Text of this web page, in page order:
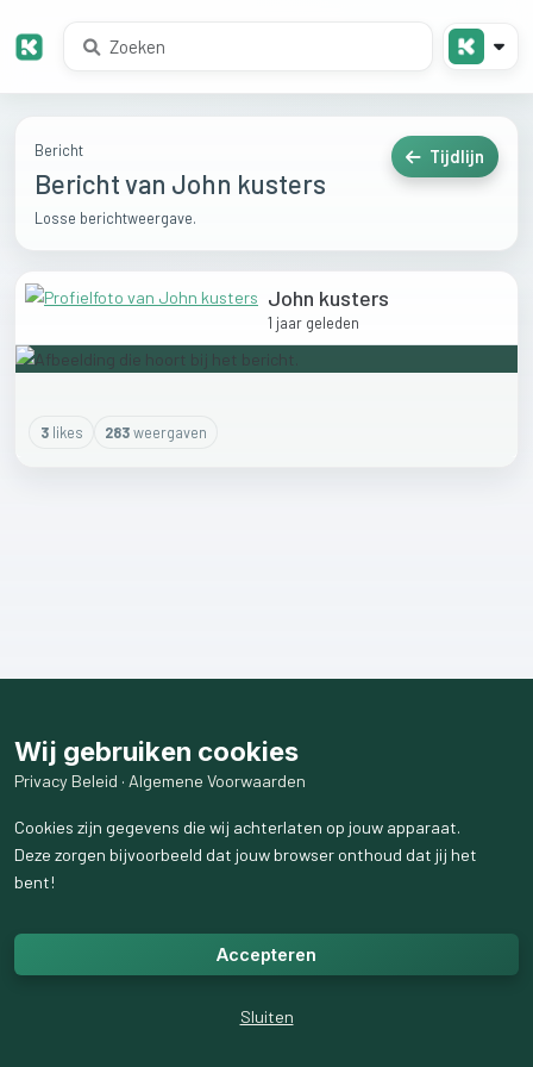
Bericht
Bericht van John kusters
Losse berichtweergave.
Tijdlijn
John kusters
1 jaar geleden
3likes 283weergaven
Wij gebruiken cookies
Privacy Beleid · Algemene Voorwaarden
Cookies zijn gegevens die wij achterlaten op jouw apparaat.
Deze zorgen bijvoorbeeld dat jouw browser onthoud dat jij het
bent!
Accepteren
Sluiten